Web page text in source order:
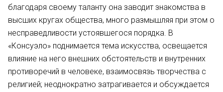
благодаря своему таланту она заводит знакомства в
высших кругах общества, много размышляя при этом о
несправедливости устоявшегося порядка. В
«Консуэло» поднимается тема искусства, освещается
влияние на него внешних обстоятельств и внутренних
противоречий в человеке, взаимосвязь творчества с
религией; неоднократно затрагивается и обсуждается